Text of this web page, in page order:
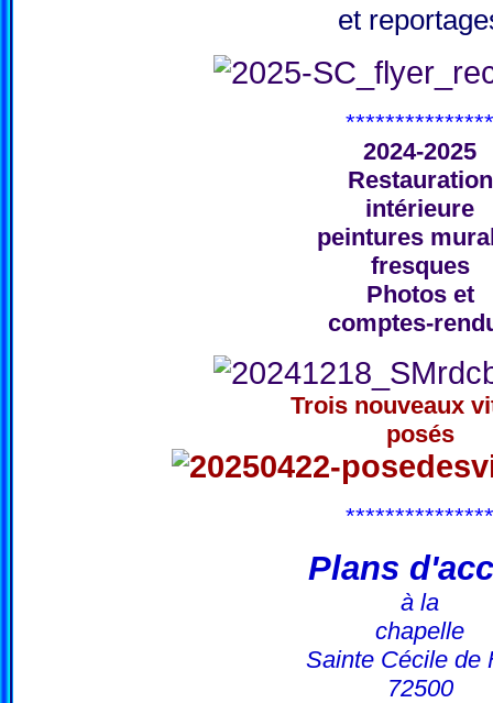
et
***************
2024-2025
Restauration
intérieure
peintures
fresques
Photos et
comptes-
Trois nouveaux
posés
***************
Plans
à la
chapelle
Sainte Cécile de
72500